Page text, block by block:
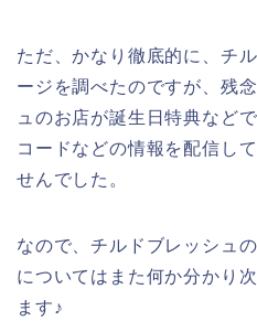
ただ、かなり徹底的に、チ
ージを調べたのですが、残
ュのお店が誕生日特典など
コードなどの情報を配信し
せんでした。
なので、チルドブレッシュ
についてはまた何か分かり
ます♪